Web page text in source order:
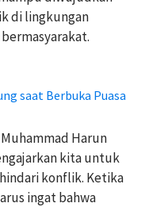
di lingkungan
saat Berbuka Puasa
Harun
kita untuk
konflik. Ketika
ingat bahwa